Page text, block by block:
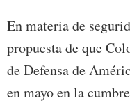
En materia de
propuesta de que
de Defensa de
en mayo en la